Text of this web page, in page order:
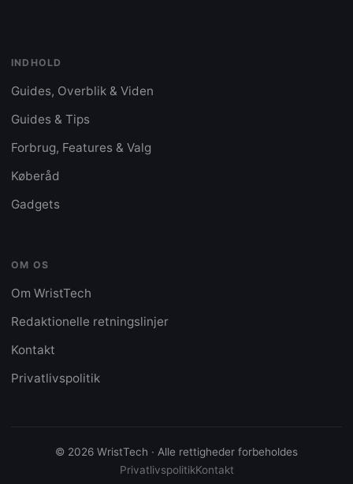
INDHOLD
Guides, Overblik & Viden
Guides & Tips
Forbrug, Features & Valg
Køberåd
Gadgets
OM OS
Om WristTech
Redaktionelle retningslinjer
Kontakt
Privatlivspolitik
© 2026 WristTech · Alle rettigheder forbeholdes
PrivatlivspolitikKontakt